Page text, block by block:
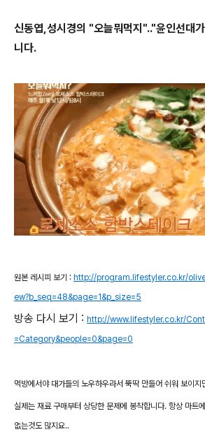
신동엽,성시경의 "오늘뭐먹지".."윤인선대
니다.
원본 레시피 보기 : http://program.lifestyler.co.kr/
ew?b_seq=48&page=1&p_size=5
방송 다시 보기 : http://www.lifestyler.co.kr/
=Category&people=0&page=0
먹방에서야 대가들의 노우하우라서 뚝딱 만들어 쉬워 보이지
실제는 재료 구매부터 상당한 문제에 봉착합니다. 항상 마트
없는것도 많지요..